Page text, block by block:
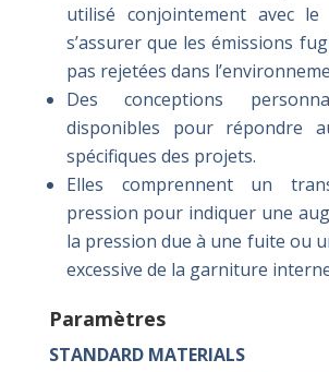
utilisé conjointement avec
s’assurer que les émissions
pas rejetées dans
Des conceptions
disponibles pour répondre
spécifiques des projets.
Elles comprennent un
pression pour indiquer une
la pression due à une fuite ou
excessive de la garniture
Paramètres
STANDARD MATERIALS